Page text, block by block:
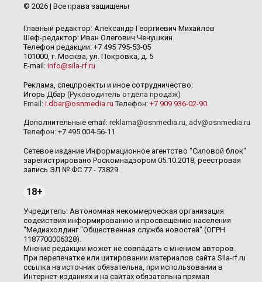
© 2026 | Все права защищены
Главный редактор: Александр Георгиевич Михайлов
Шеф-редактор: Иван Олегович Чечушкин.
Телефон редакции: +7 495 795-53-05
101000, г. Москва, ул. Покровка, д. 5
E-mail: info@sila-rf.ru
Реклама, спецпроекты и иное сотрудничество:
Игорь Дбар (Руководитель отдела продаж)
Email: i.dbar@osnmedia.ru Телефон: +7 909 936-02-90
Дополнительные email: reklama@osnmedia.ru, adv@osnmedia.ru
Телефон: +7 495 004-56-11
Сетевое издание Информационное агентство "Силовой блок"
зарегистрировано Роскомнадзором 05.10.2018, реестровая
запись ЭЛ № ФС 77 - 73829.
18+
Учредитель: Автономная некоммерческая организация
содействия информированию и просвещению населения
"Медиахолдинг "Общественная служба новостей" (ОГРН
1187700006328).
Мнение редакции может не совпадать с мнением авторов.
При перепечатке или цитировании материалов сайта Sila-rf.ru
ссылка на источник обязательна, при использовании в
Интернет-изданиях и на сайтах обязательна прямая